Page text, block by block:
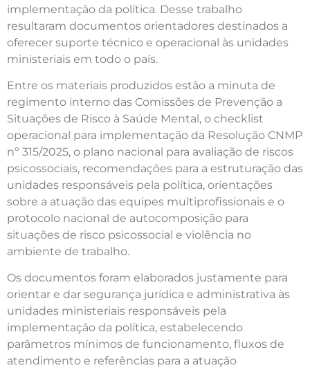
implementação da política. Desse trabalho
resultaram documentos orientadores destinados a
oferecer suporte técnico e operacional às unidades
ministeriais em todo o país.
Entre os materiais produzidos estão a minuta de
regimento interno das Comissões de Prevenção a
Situações de Risco à Saúde Mental, o checklist
operacional para implementação da Resolução CNMP
nº 315/2025, o plano nacional para avaliação de riscos
psicossociais, recomendações para a estruturação das
unidades responsáveis pela política, orientações
sobre a atuação das equipes multiprofissionais e o
protocolo nacional de autocomposição para
situações de risco psicossocial e violência no
ambiente de trabalho.
Os documentos foram elaborados justamente para
orientar e dar segurança jurídica e administrativa às
unidades ministeriais responsáveis pela
implementação da política, estabelecendo
parâmetros mínimos de funcionamento, fluxos de
atendimento e referências para a atuação